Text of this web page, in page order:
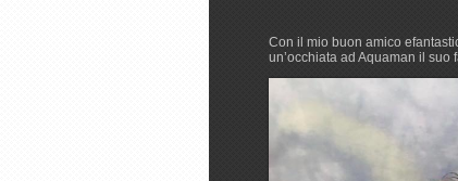
Con il mio buon amico
un’occhiata ad Aquaman il suo